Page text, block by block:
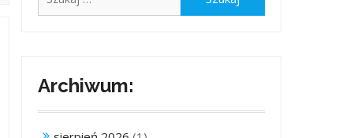
Archiwum: